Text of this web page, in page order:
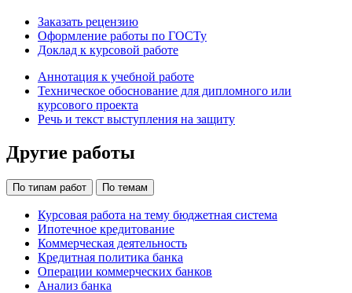
Заказать рецензию
Оформление работы по ГОСТу
Доклад к курсовой работе
Аннотация к учебной работе
Техническое обоснование для дипломного или
курсового проекта
Речь и текст выступления на защиту
Другие работы
По типам работ По темам
Курсовая работа на тему бюджетная система
Ипотечное кредитование
Коммерческая деятельность
Кредитная политика банка
Операции коммерческих банков
Анализ банка